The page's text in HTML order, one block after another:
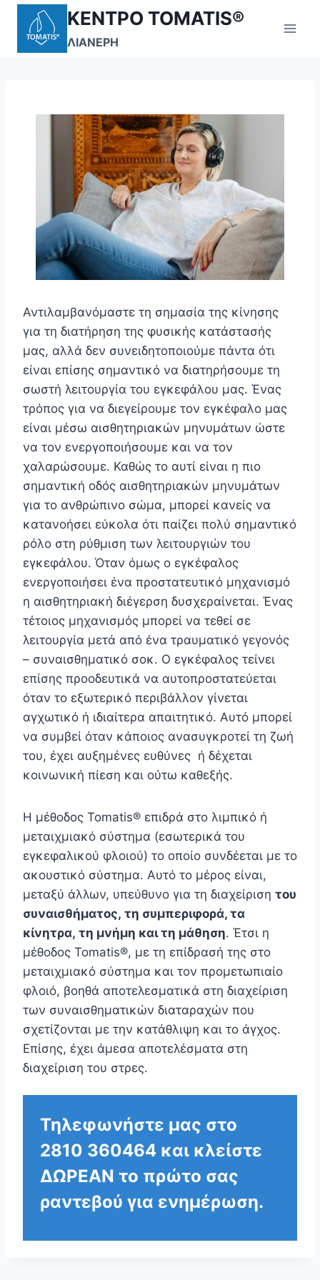
Skip
content
ΚΕΝΤΡΟ TOMATIS®
ΛΙΑΝΕΡΗ
Αντιλαμβανόμαστε τη σημασία της κίνησης
για τη διατήρηση της φυσικής κατάστασής
μας, αλλά δεν συνειδητοποιούμε πάντα ότι
είναι επίσης σημαντικό να διατηρήσουμε τη
σωστή λειτουργία του εγκεφάλου μας. Ένας
τρόπος για να διεγείρουμε τον εγκέφαλο μας
είναι μέσω αισθητηριακών μηνυμάτων ώστε
να τον ενεργοποιήσουμε και να τον
χαλαρώσουμε. Καθώς το αυτί είναι η πιο
σημαντική οδός αισθητηριακών μηνυμάτων
για το ανθρώπινο σώμα, μπορεί κανείς να
κατανοήσει εύκολα ότι παίζει πολύ σημαντικό
ρόλο στη ρύθμιση των λειτουργιών του
εγκεφάλου. Όταν όμως ο εγκέφαλος
ενεργοποιήσει ένα προστατευτικό μηχανισμό
η αισθητηριακή διέγερση δυσχεραίνεται. Ένας
τέτοιος μηχανισμός μπορεί να τεθεί σε
λειτουργία μετά από ένα τραυματικό γεγονός
– συναισθηματικό σοκ. Ο εγκέφαλος τείνει
επίσης προοδευτικά να αυτοπροστατεύεται
όταν το εξωτερικό περιβάλλον γίνεται
αγχωτικό ή ιδιαίτερα απαιτητικό. Αυτό μπορεί
να συμβεί όταν κάποιος ανασυγκροτεί τη ζωή
του, έχει αυξημένες ευθύνες ή δέχεται
κοινωνική πίεση και ούτω καθεξής.
Η μέθοδος Tomatis® επιδρά στο λιμπικό ή
μεταιχμιακό σύστημα (εσωτερικά του
εγκεφαλικού φλοιού) το οποίο συνδέεται με το
ακουστικό σύστημα. Αυτό το μέρος είναι,
μεταξύ άλλων, υπεύθυνο για τη διαχείριση του
συναισθήματος, τη συμπεριφορά, τα
κίνητρα, τη μνήμη και τη μάθηση. Έτσι η
μέθοδος Tomatis®, με τη επίδρασή της στο
μεταιχμιακό σύστημα και τον προμετωπιαίο
φλοιό, βοηθά αποτελεσματικά στη διαχείριση
των συναισθηματικών διαταραχών που
σχετίζονται με την κατάθλιψη και το άγχος.
Επίσης, έχει άμεσα αποτελέσματα στη
διαχείριση του στρες.
Τηλεφωνήστε μας στο
2810 360464 και κλείστε
ΔΩΡΕΑΝ το πρώτο σας
ραντεβού για ενημέρωση.